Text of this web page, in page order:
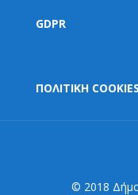
GDPR
ΠΟΛΙΤΙΚΗ COOKIES
© 2018